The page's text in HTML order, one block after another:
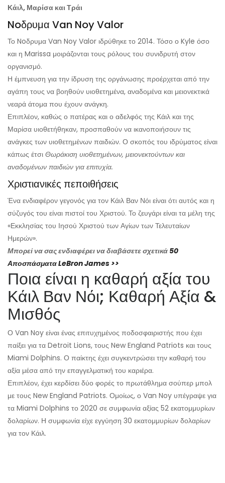
Κάιλ, Μαρίσα και Τράι
Noδρυμα Van Noy Valor
Το Noδρυμα Van Noy Valor ιδρύθηκε το 2014. Τόσο ο Kyle όσο
και η Marissa μοιράζονται τους ρόλους του συνιδρυτή στον
οργανισμό.
Η έμπνευση για την ίδρυση της οργάνωσης προέρχεται από την
αγάπη τους να βοηθούν υιοθετημένα, αναδομένα και μειονεκτικά
νεαρά άτομα που έχουν ανάγκη.
Επιπλέον, καθώς ο πατέρας και ο αδελφός της Κάιλ και της
Μαρίσα υιοθετήθηκαν, προσπαθούν να ικανοποιήσουν τις
ανάγκες των υιοθετημένων παιδιών. Ο σκοπός του ιδρύματος είναι
κάπως έτσι Θωράκιση υιοθετημένων, μειονεκτούντων και
αναδομένων παιδιών για επιτυχία.
Χριστιανικές πεποιθήσεις
Ένα ενδιαφέρον γεγονός για τον Κάιλ Βαν Νόι είναι ότι αυτός και η
σύζυγός του είναι πιστοί του Χριστού. Το ζευγάρι είναι τα μέλη της
«Εκκλησίας του Ιησού Χριστού των Αγίων των Τελευταίων
Ημερών».
Μπορεί να σας ενδιαφέρει να διαβάσετε σχετικά 50
Αποσπάσματα LeBron James >>
Ποια είναι η καθαρή αξία του
Κάιλ Βαν Νόι; Καθαρή Αξία &
Μισθός
Ο Van Noy είναι ένας επιτυχημένος ποδοσφαιριστής που έχει
παίξει για τα Detroit Lions, τους New England Patriots και τους
Miami Dolphins. Ο παίκτης έχει συγκεντρώσει την καθαρή του
αξία μέσα από την επαγγελματική του καριέρα.
Επιπλέον, έχει κερδίσει δύο φορές το πρωτάθλημα σούπερ μπολ
με τους New England Patriots. Ομοίως, ο Van Noy υπέγραψε για
τα Miami Dolphins το 2020 σε συμφωνία αξίας 52 εκατομμυρίων
δολαρίων. Η συμφωνία είχε εγγύηση 30 εκατομμυρίων δολαρίων
για τον Κάιλ.